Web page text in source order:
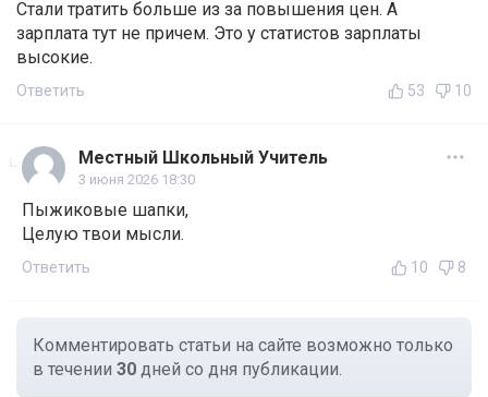
Стали тратить больше из за повышения цен. А
зарплата тут не причем. Это у статистов зарплаты
высокие.
Ответить 53 10
Местный Школьный Учитель
3 июня 2026 18:30
Пыжиковые шапки,
Целую твои мысли.
Ответить 10 8
Комментировать статьи на сайте возможно только
в течении 30 дней со дня публикации.